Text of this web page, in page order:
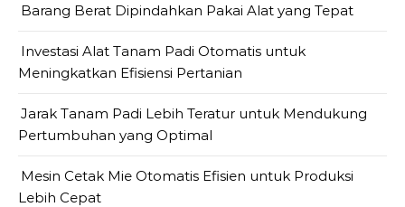
Barang Berat Dipindahkan Pakai Alat yang Tepat
Investasi Alat Tanam Padi Otomatis untuk
Meningkatkan Efisiensi Pertanian
Jarak Tanam Padi Lebih Teratur untuk Mendukung
Pertumbuhan yang Optimal
Mesin Cetak Mie Otomatis Efisien untuk Produksi
Lebih Cepat